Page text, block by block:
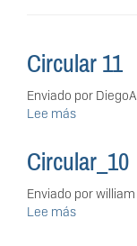
Circular 11
Enviado por DiegoA
Lee más
11
Circular_10
Enviado porwilliam
Lee más